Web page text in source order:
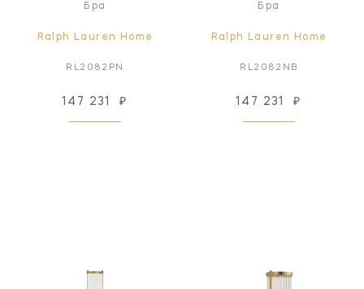
Бра
Ralph Lauren Home
RL2082PN
147 231 ₽
Бра
Ralph Lauren Home
RL2082NB
147 231 ₽